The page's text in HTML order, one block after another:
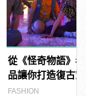
從《怪奇物語》
品讓你打造復古
FASHION